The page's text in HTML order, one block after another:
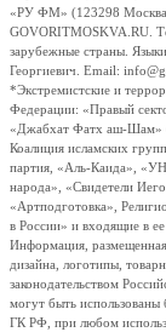
«РУ ФМ» (123298 Москва,
GOVORITMOSKVA.RU.
зарубежные страны.
Георгиевич. Email:
*Экстремистские и
Федерации: «Правый
«Джабхат Фатх аш-Шам»
Коалиция исламских
партия, «Аль-Каида»,
народа», «Свидетели
«Артподготовка»,
в России» и входящие в
Информация,
дизайна, логотипы,
законодательством
могут быть использованы
ГК РФ, при любом